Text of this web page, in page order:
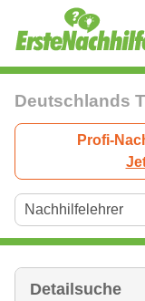
Deutschlands
Profi-
Detailsuche